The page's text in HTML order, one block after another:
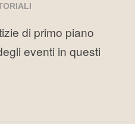
di primo piano
eventi in questi